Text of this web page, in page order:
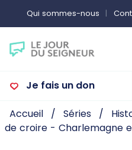
Qui sommes-nous
Je fais un don
Accueil Séries
de croire - Charlemagne